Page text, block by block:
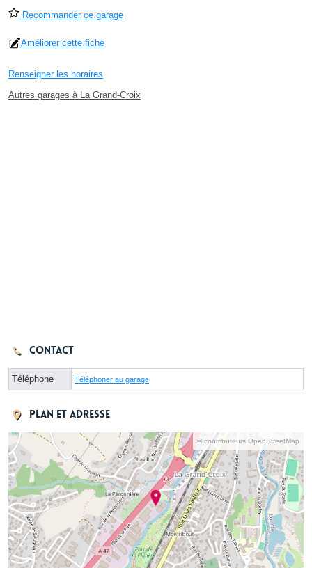
Recommander ce garage
Améliorer cette fiche
Renseigner les horaires
Autres garages à La Grand-Croix
Contact
Téléphone Téléphoner au garage
Plan et adresse
© contributeurs OpenStreetMap